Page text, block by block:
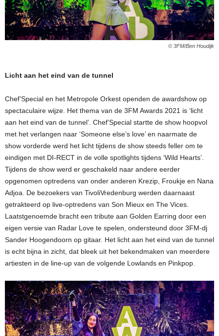
© 3FM/Ben Houdijk
Licht aan het eind van de tunnel
Chef’Special en het Metropole Orkest openden de awardshow op
spectaculaire wijze. Het thema van de 3FM Awards 2021 is ‘licht
aan het eind van de tunnel’. Chef’Special startte de show hoopvol
met het verlangen naar ‘Someone else’s love’ en naarmate de
show vorderde werd het licht tijdens de show steeds feller om te
eindigen met DI-RECT in de volle spotlights tijdens ‘Wild Hearts’.
Tijdens de show werd er geschakeld naar andere eerder
opgenomen optredens van onder anderen Krezip, Froukje en Nana
Adjoa. De bezoekers van TivoliVredenburg werden daarnaast
getrakteerd op live-optredens van Son Mieux en The Vices.
Laatstgenoemde bracht een tribute aan Golden Earring door een
eigen versie van Radar Love te spelen, ondersteund door 3FM-dj
Sander Hoogendoorn op gitaar. Het licht aan het eind van de tunnel
is echt bijna in zicht, dat bleek uit het bekendmaken van meerdere
artiesten in de line-up van de volgende Lowlands en Pinkpop.